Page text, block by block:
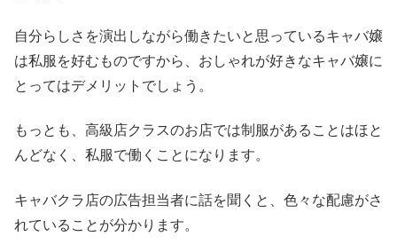
自分らしさを演出しながら働きたいと思っているキャバ嬢
は私服を好むものですから、おしゃれが好きなキャバ嬢に
とってはデメリットでしょう。
もっとも、高級店クラスのお店では制服があることはほと
んどなく、私服で働くことになります。
キャバクラ店の広告担当者に話を聞くと、色々な配慮がさ
れていることが分かります。